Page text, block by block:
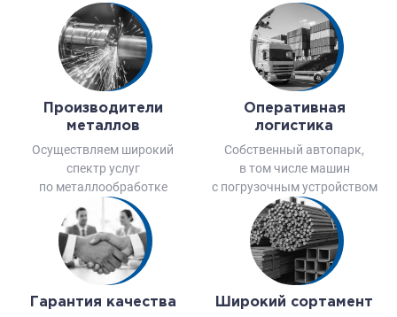
Производители
металлов
Осуществляем широкий
спектр услуг
по металлообработке
Оперативная
логистика
Собственный автопарк,
в том числе машин
с погрузочным устройством
Гарантия качества Широкий сортамент